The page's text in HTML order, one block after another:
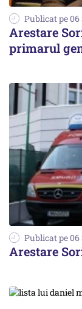
Publicat pe 06
Arestare
primarul
Publicat pe 06
Arestare